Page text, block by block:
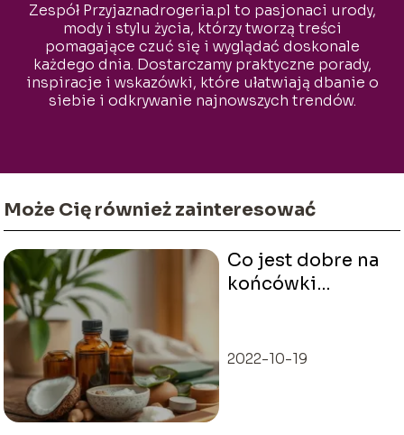
Zespół Przyjaznadrogeria.pl to pasjonaci urody,
mody i stylu życia, którzy tworzą treści
pomagające czuć się i wyglądać doskonale
każdego dnia. Dostarczamy praktyczne porady,
inspiracje i wskazówki, które ułatwiają dbanie o
siebie i odkrywanie najnowszych trendów.
Może Cię również zainteresować
Co jest dobre na
końcówki
sposoby
2022-10-19